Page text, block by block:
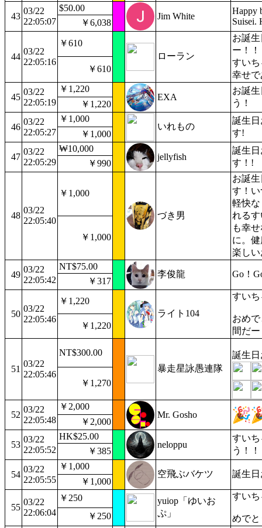
43
03/22
22:05:07
$50.00
Jim White
Happy
Suisei.
￥6,038
44
03/22
22:05:16
￥610
ローラン
お誕
ー！
すい
幸せ
￥610
45
03/22
22:05:19
￥1,220
EXA
お誕
う！
￥1,220
46
03/22
22:05:27
￥1,000
いれもの
誕生
す!
￥1,000
47
03/22
22:05:29
₩10,000
jellyfish
誕生
す！!
￥990
48
03/22
22:05:40
￥1,000
づき男
お誕
す！
軽快
れる
も幸
に。
楽し
￥1,000
49
03/22
22:05:42
NT$75.00
李俊龍 Go！
￥317
50
03/22
22:05:46
￥1,220
ライト104
すい
おめ
間だ
￥1,220
51
03/22
22:05:46
NT$300.00
暴走星詠愚連隊
誕生
￥1,270
52
03/22
22:05:48
￥2,000
Mr. Gosho
￥2,000
53
03/22
22:05:52
HK$25.00
neloppu
すい
う！
￥385
54
03/22
22:05:55
￥1,000
空飛ぶバケツ 誕生
￥1,000
55
03/22
22:06:04
￥250
yuiop「ゆいお
ぷ」
すい
めでと
￥250